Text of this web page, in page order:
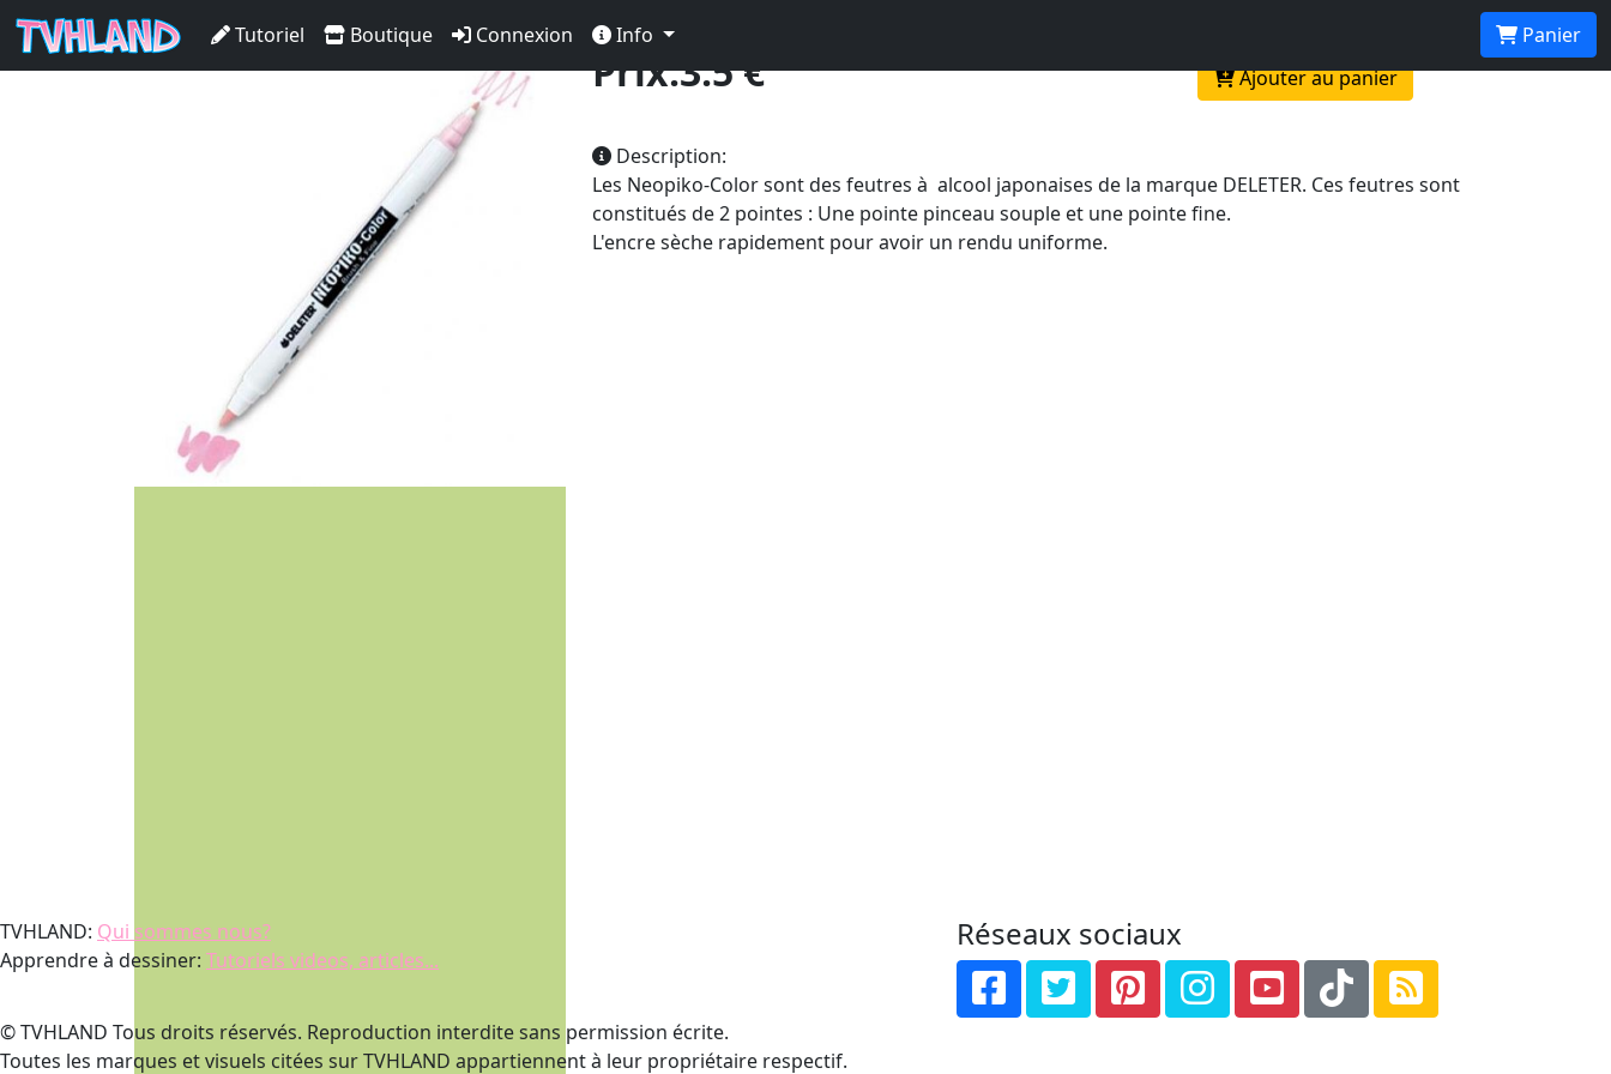
Tutoriel Boutique Connexion Info Panier
Neopiko-Color 213 Pistachio
Prix:3.5 € Ajouter au panier
Description:
Les Neopiko-Color sont des feutres à alcool japonaises de la marque DELETER. Ces feutres sont
constitués de 2 pointes : Une pointe pinceau souple et une pointe fine.
L'encre sèche rapidement pour avoir un rendu uniforme.
TVHLAND: Qui sommes nous?
Apprendre à dessiner: Tutoriels videos, articles...
Réseaux sociaux
© TVHLAND Tous droits réservés. Reproduction interdite sans permission écrite.
Toutes les marques et visuels citées sur TVHLAND appartiennent à leur propriétaire respectif.